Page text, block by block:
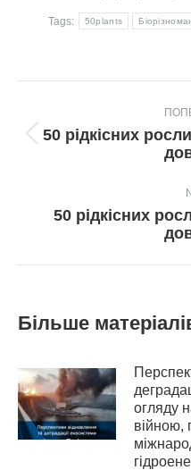
Tags: 50plants
navigation
50 рідкісних
50 рідкісних
Більше
огляду
війною,